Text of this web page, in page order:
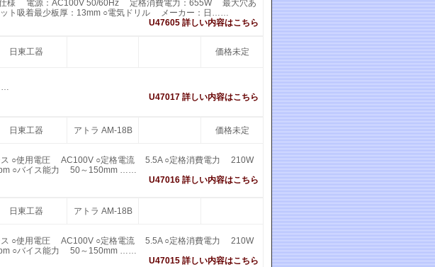
仕様 電源：AC100V 50/60Hz 定格消費電力：655W 最大穴あ
ット吸着最少板厚：13mm ○電気ドリル メーカー：日……
U47605 詳しい内容はこちら
日東工器 価格未定
U47017 詳しい内容はこちら
日東工器 アトラ AM-18B 価格未定
○使用電圧 AC100V ○定格電流 5.5A ○定格消費電力 210W
○バイス能力 50～150mm ……
U47016 詳しい内容はこちら
日東工器 アトラ AM-18B
○使用電圧 AC100V ○定格電流 5.5A ○定格消費電力 210W
○バイス能力 50～150mm ……
U47015 詳しい内容はこちら